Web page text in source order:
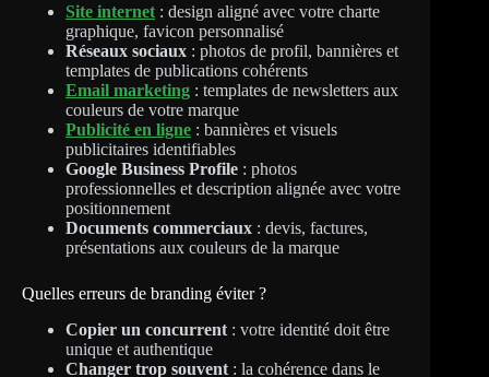
Site internet : design aligné avec votre charte
graphique, favicon personnalisé
Réseaux sociaux : photos de profil, bannières et
templates de publications cohérents
Email marketing : templates de newsletters aux
couleurs de votre marque
Publicité en ligne : bannières et visuels
publicitaires identifiables
Google Business Profile : photos
professionnelles et description alignée avec votre
positionnement
Documents commerciaux : devis, factures,
présentations aux couleurs de la marque
Quelles erreurs de branding éviter ?
Copier un concurrent : votre identité doit être
unique et authentique
Changer trop souvent : la cohérence dans le